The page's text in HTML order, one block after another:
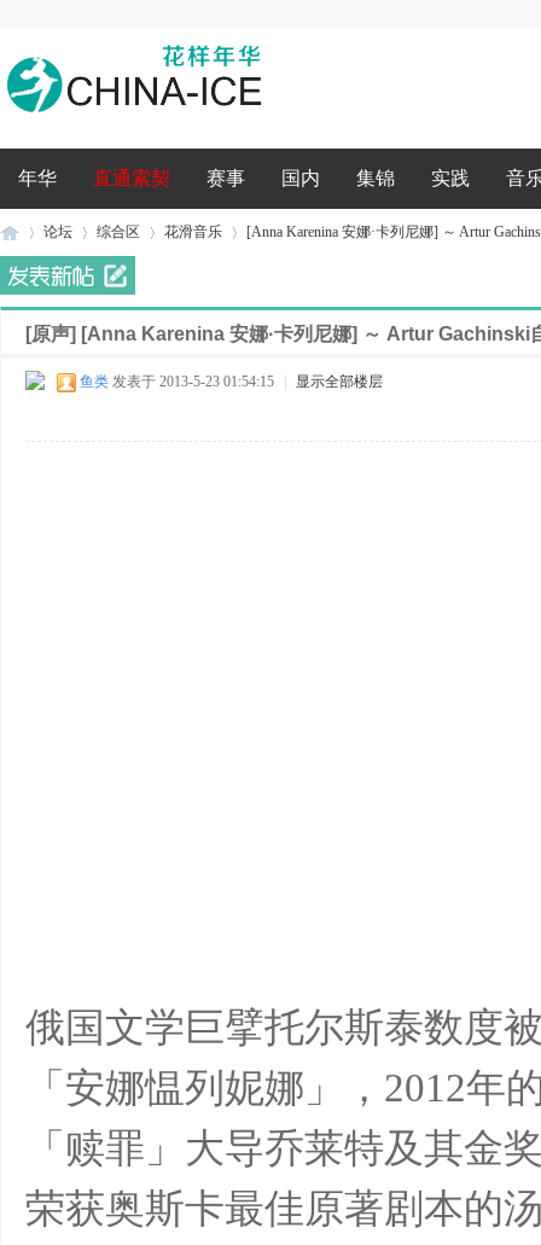
年华 直通索契 赛事 国内 集锦 实践 音
论坛 综合区 花滑音乐
›
[Anna Karenina 安娜·卡列尼娜] ～ Artur
[原声] [Anna Karenina 安娜·卡列尼娜] ～ Artur Gachinski
鱼类 发表于 2013-5-23 01:54:15 显示全部楼层
俄国文学巨擘托尔斯泰数度
「安娜愠列妮娜」，2012
「赎罪」大导乔莱特及其金
荣获奥斯卡最佳原著剧本的